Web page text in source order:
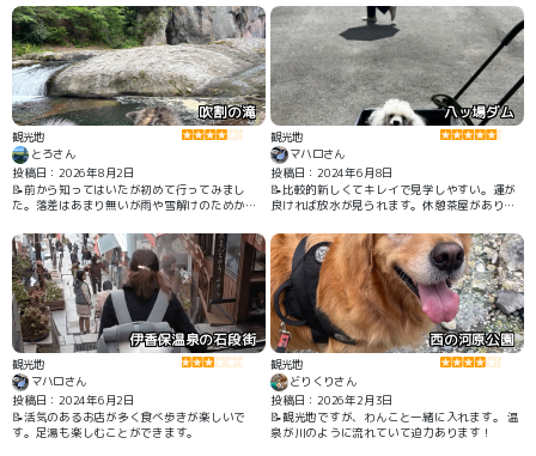
吹割の滝
観光地
とろさん
投稿日：2026年8月2日
📝前から知ってはいたが初めて行ってみまし
た。落差はあまり無いが雨や雪解けのためかか
くらい勢いよく河床を割るように流れ落ちる豪
快な滝を楽しめます。 遊歩道は1mほどで狭く
柵も無いので足元を注意を要す。(川に落ちたら
絶対に助からないかも) 車の場合は沼田方面から
来て最初の無理駐車場が10数台(すぐ満車)、そ
こから片品方面に少し先に有料や無理駐車場が
ある。
八ッ場ダム
観光地
マハロさん
投稿日：2024年6月8日
📝比較的新しくてキレイで見学しやすい。運が
良ければ放水が見られます。休憩茶屋がありま
伊香保温泉の石段街
観光地
マハロさん
投稿日：2024年6月2日
📝活気のあるお店が多く食べ歩きが楽しいで
す。足湯も楽しむことができます。
西の河原公園
観光地
どりくりさん
投稿日：2026年2月3日
📝観光地ですが、わんこと一緒に入れます。 温
泉が川のように流れていて迫力あります！